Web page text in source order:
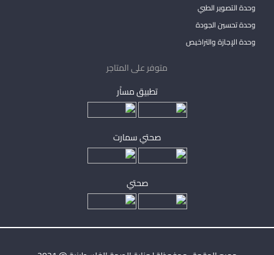
وحدة التصوير الطبي
وحدة تحسين الجودة
وحدة الإجازة والتراخيص
متوفر على المتاجر
تطبيق مساْر
صحتي سمارت
صحتي